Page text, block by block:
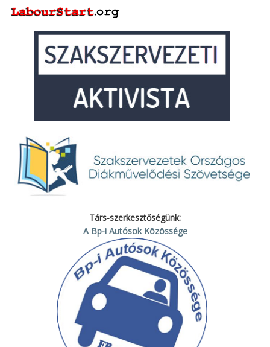
Társ-szerkesztőségünk:
A Bp-i Autósok Közössége